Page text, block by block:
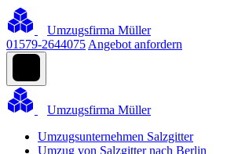
Umzugsfirma Müller
01579-2644075 Angebot anfordern
Umzugsfirma Müller
Umzugsunternehmen Salzgitter
Umzug von Salzgitter nach Berlin